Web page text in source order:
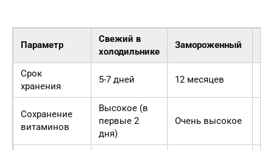
Параметр
Свежий в
холодильнике
Замороженный
Срок
хранения
5-7 дней 12 месяцев
Сохранение
витаминов
Высокое (в
первые 2
дня)
Очень высокое